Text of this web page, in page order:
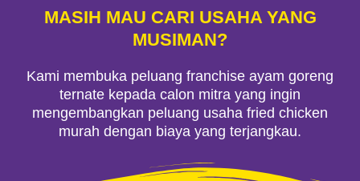
MASIH MAU CARI USAHA YANG
MUSIMAN?
Kami membuka peluang franchise ayam goreng
ternate kepada calon mitra yang ingin
mengembangkan peluang usaha fried chicken
murah dengan biaya yang terjangkau.